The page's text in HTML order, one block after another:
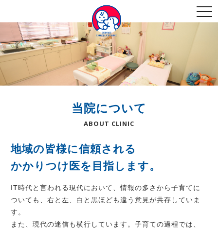
当院について
ABOUT CLINIC
地域の皆様に信頼される
かかりつけ医を目指します。
IT時代と言われる現代において、情報の多さから子育てに
ついても、右と左、白と黒ほども違う意見が共存していま
す。
また、現代の迷信も横行しています。子育ての過程では、